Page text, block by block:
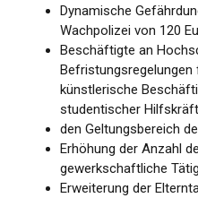
Dynamische
Wachpolizei von 120
Beschäftigte an
künstlerische
studentischer
den Geltungsbereich
Erhöhung der Anzahl
gewerkschaftliche
Erweiterung der